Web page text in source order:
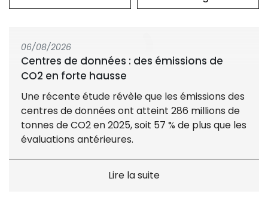
Centres de données : des émissions de
CO2 en forte hausse
06/08/2026
Une récente étude révèle que les émissions des
centres de données ont atteint 286 millions de
tonnes de CO2 en 2025, soit 57 % de plus que les
évaluations antérieures.
Lire la suite